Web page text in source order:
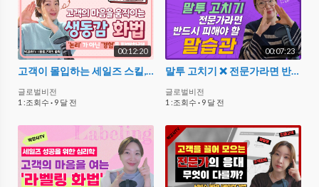
00:12:20
고객이 몰입하는 세일즈 스킬, 생동감 화법? 경험 서비스 기반! 박원영 강사 세일즈 교육
글로벌비전
1 :조회수 · 9 달 전
00:07:23
말투 고치기 ❌ 전문가라면 반드시 피해야 할 말 습관
글로벌비전
1 :조회수 · 9 달 전